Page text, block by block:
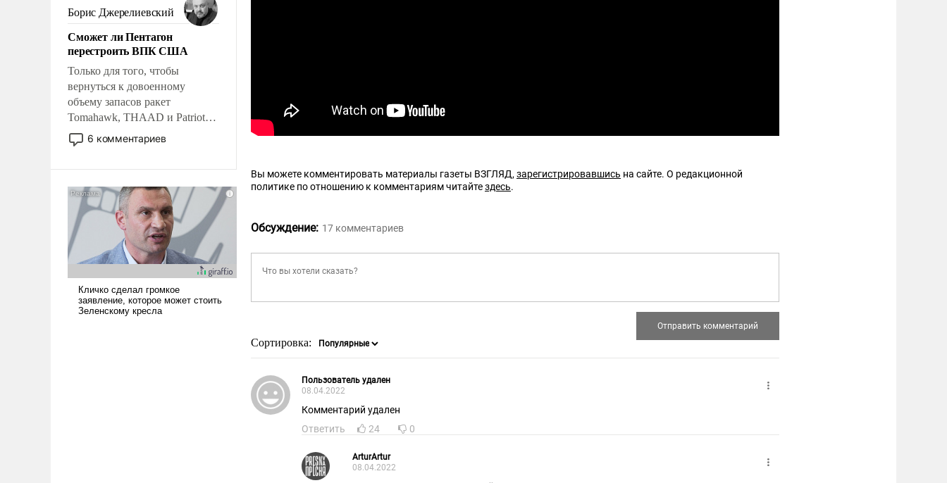
и ее реализация радикально
поднимет наши боевые
возможности.
Борис Джерелиевский
Сможет ли Пентагон
перестроить ВПК США
Только для того, чтобы
вернуться к довоенному
объему запасов ракет
Tomahawk, THAAD и Patriot
США потребуется более трех
лет. Даже небольшая война с
Сложившаяся ситуация
означает многолетний период
уязвимости США, например,
перед Китаем.
6 комментариев
Вы можете комментировать материалы газеты ВЗГЛЯД,зарегистрировавшись на сайте. О редакционной
политике по отношению к комментариям читайтездесь.
Обсуждение: 17 комментариев
Сортировка:
Пользователь удален
08.04.2022
Комментарий удален
Ответить
24 0
ArturArtur
08.04.2022